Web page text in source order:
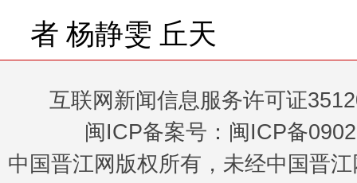
者 杨静雯 丘天
互联网新闻信息服务许可证
闽ICP备案号：闽ICP备
中国晋江网版权所有，未经中国晋